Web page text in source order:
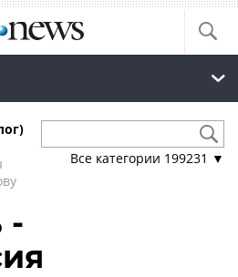
Все категории 199231 ▼
-